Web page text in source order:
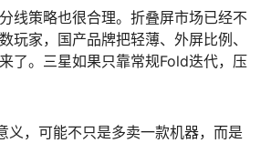
线策略也很合理。折叠屏市场已经不
玩家，国产品牌把轻薄、外屏比例、
了。三星如果只靠常规Fold迭代，压
义，可能不只是多卖一款机器，而是